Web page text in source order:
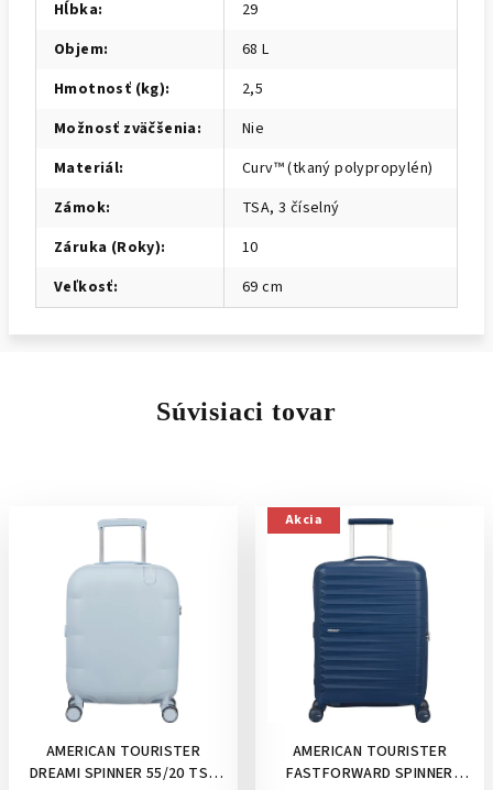
Hĺbka:
29
Objem:
68 L
Hmotnosť (kg):
2,5
Možnosť zväčšenia:
Nie
Materiál:
Curv™ (tkaný polypropylén)
Zámok:
TSA, 3 číselný
Záruka (Roky):
10
Veľkosť: 69 cm
Súvisiaci tovar
AMERICAN TOURISTER
DREAMI SPINNER 55/20 TSA
Akcia
AMERICAN TOURISTER
FASTFORWARD SPINNER